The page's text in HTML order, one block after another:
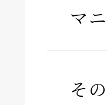
マ
そ